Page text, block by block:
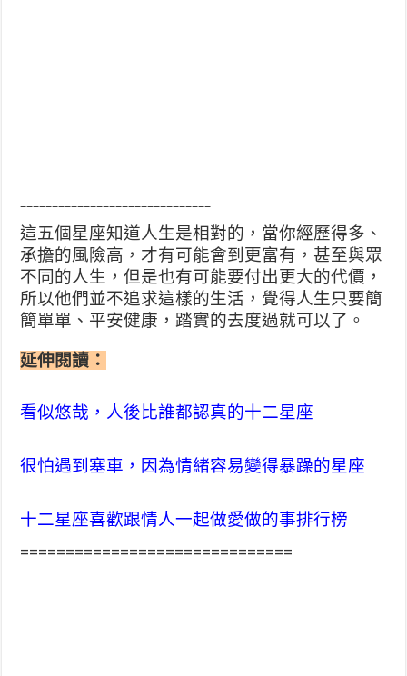
==============================
這五個星座知道人生是相對的，當你經歷得多、
承擔的風險高，才有可能會到更富有，甚至與眾
不同的人生，但是也有可能要付出更大的代價，
所以他們並不追求這樣的生活，覺得人生只要簡
簡單單、平安健康，踏實的去度過就可以了。
延伸閱讀：
看似悠哉，人後比誰都認真的十二星座
很怕遇到塞車，因為情緒容易變得暴躁的星座
十二星座喜歡跟情人一起做愛做的事排行榜
==============================